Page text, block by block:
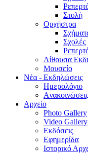
Στολή
Ορχήστρα
Σχολές
Aίθουσα
Μουσείο
Νέα - Εκδηλώσεις
Ημερολόγιο
Aνακοινώσεις
Αρχείο
Photo Gallery
Video Gallery
Εκδόσεις
Εφημερίδα
Ιστορικό